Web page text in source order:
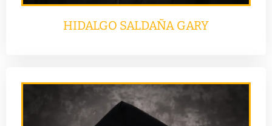
HIDALGO SALDAÑA GARY